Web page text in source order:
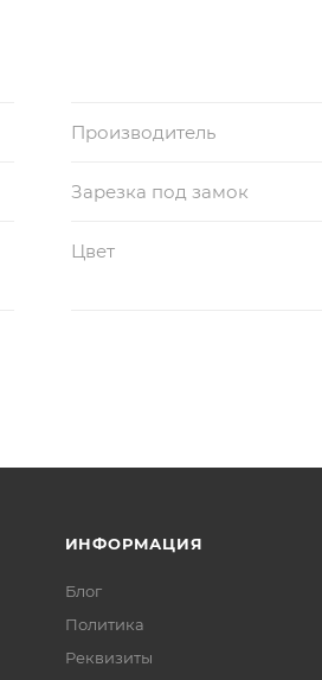
Производитель
Зарезка под замок
Цвет
ИНФОРМАЦИЯ
Блог
Политика
Реквизиты